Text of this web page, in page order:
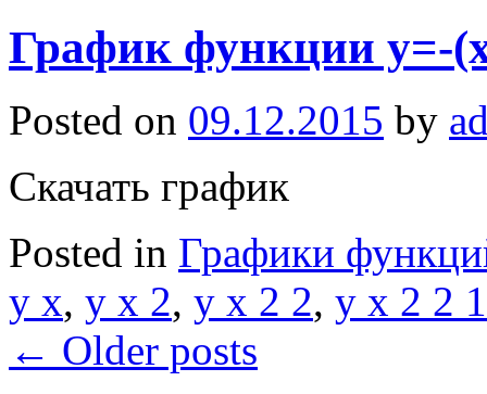
График функции y=-
Posted on 09.12.2015 by
Скачать график
Posted in Графики
y x, y x 2, y x 2 2, y x 2 2 1
← Older posts